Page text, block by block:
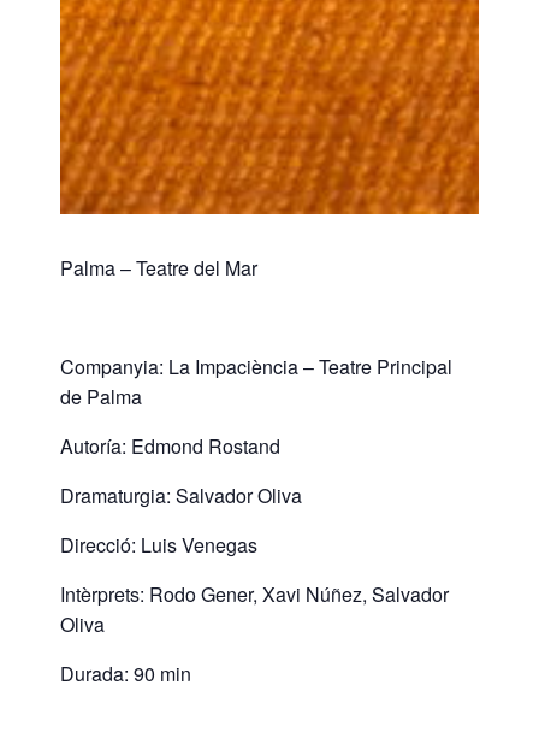
Palma – Teatre del Mar
Companyia: La Impaciència – Teatre Principal
de Palma
Autoría: Edmond Rostand
Dramaturgia: Salvador Oliva
Direcció: Luis Venegas
Intèrprets: Rodo Gener, Xavi Núñez, Salvador
Oliva
Durada: 90 min